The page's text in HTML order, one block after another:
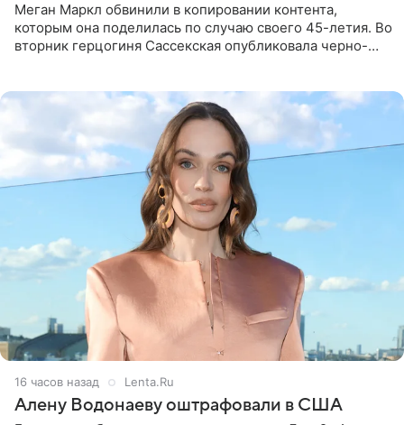
Меган Маркл обвинили в копировании контента,
которым она поделилась по случаю своего 45-летия. Во
вторник герцогиня Сассекская опубликовала черно-
16 часов назад Lenta.Ru
Алену Водонаеву оштрафовали в США